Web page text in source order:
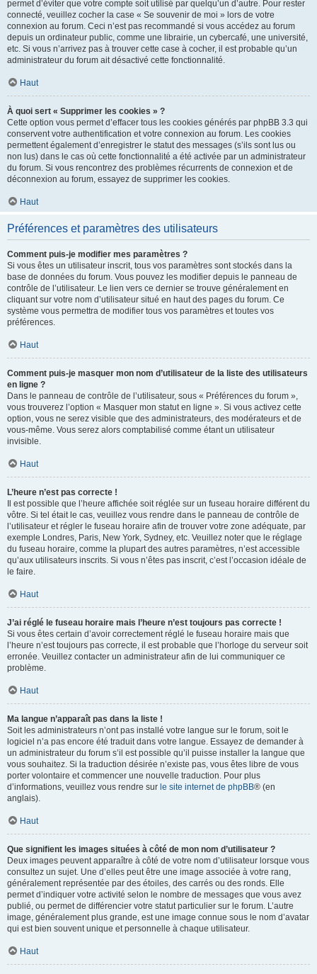
permet d’éviter que votre compte soit utilisé par quelqu’un d’autre. Pour rester
connecté, veuillez cocher la case « Se souvenir de moi » lors de votre
connexion au forum. Ceci n’est pas recommandé si vous accédez au forum
depuis un ordinateur public, comme une librairie, un cybercafé, une université,
etc. Si vous n’arrivez pas à trouver cette case à cocher, il est probable qu’un
administrateur du forum ait désactivé cette fonctionnalité.
Haut
À quoi sert « Supprimer les cookies » ?
Cette option vous permet d’effacer tous les cookies générés par phpBB 3.3 qui
conservent votre authentification et votre connexion au forum. Les cookies
permettent également d’enregistrer le statut des messages (s’ils sont lus ou
non lus) dans le cas où cette fonctionnalité a été activée par un administrateur
du forum. Si vous rencontrez des problèmes récurrents de connexion et de
déconnexion au forum, essayez de supprimer les cookies.
Haut
Préférences et paramètres des utilisateurs
Comment puis-je modifier mes paramètres ?
Si vous êtes un utilisateur inscrit, tous vos paramètres sont stockés dans la
base de données du forum. Vous pouvez les modifier depuis le panneau de
contrôle de l’utilisateur. Le lien vers ce dernier se trouve généralement en
cliquant sur votre nom d’utilisateur situé en haut des pages du forum. Ce
système vous permettra de modifier tous vos paramètres et toutes vos
préférences.
Haut
Comment puis-je masquer mon nom d’utilisateur de la liste des utilisateurs
en ligne ?
Dans le panneau de contrôle de l’utilisateur, sous « Préférences du forum »,
vous trouverez l’option « Masquer mon statut en ligne ». Si vous activez cette
option, vous ne serez visible que des administrateurs, des modérateurs et de
vous-même. Vous serez alors comptabilisé comme étant un utilisateur
invisible.
Haut
L’heure n’est pas correcte !
Il est possible que l’heure affichée soit réglée sur un fuseau horaire différent du
vôtre. Si tel était le cas, veuillez vous rendre dans le panneau de contrôle de
l’utilisateur et régler le fuseau horaire afin de trouver votre zone adéquate, par
exemple Londres, Paris, New York, Sydney, etc. Veuillez noter que le réglage
du fuseau horaire, comme la plupart des autres paramètres, n’est accessible
qu’aux utilisateurs inscrits. Si vous n’êtes pas inscrit, c’est l’occasion idéale de
le faire.
Haut
J’ai réglé le fuseau horaire mais l’heure n’est toujours pas correcte !
Si vous êtes certain d’avoir correctement réglé le fuseau horaire mais que
l’heure n’est toujours pas correcte, il est probable que l’horloge du serveur soit
erronée. Veuillez contacter un administrateur afin de lui communiquer ce
problème.
Haut
Ma langue n’apparaît pas dans la liste !
Soit les administrateurs n’ont pas installé votre langue sur le forum, soit le
logiciel n’a pas encore été traduit dans votre langue. Essayez de demander à
un administrateur du forum s’il est possible qu’il puisse installer la langue que
vous souhaitez. Si la traduction désirée n’existe pas, vous êtes libre de vous
porter volontaire et commencer une nouvelle traduction. Pour plus
d’informations, veuillez vous rendre sur le site internet de phpBB® (en
anglais).
Haut
Que signifient les images situées à côté de mon nom d’utilisateur ?
Deux images peuvent apparaître à côté de votre nom d’utilisateur lorsque vous
consultez un sujet. Une d’elles peut être une image associée à votre rang,
généralement représentée par des étoiles, des carrés ou des ronds. Elle
permet d’indiquer votre activité selon le nombre de messages que vous avez
publié, ou permet de différencier votre statut particulier sur le forum. L’autre
image, généralement plus grande, est une image connue sous le nom d’avatar
qui est bien souvent unique et personnelle à chaque utilisateur.
Haut